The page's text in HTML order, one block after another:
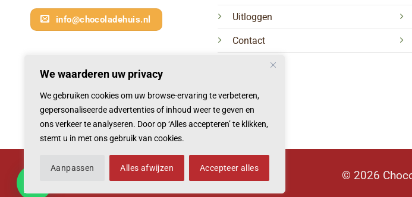
We waarderen uw privacy
We gebruiken cookies om uw browse-ervaring te verbeteren,
gepersonaliseerde advertenties of inhoud weer te geven en
ons verkeer te analyseren. Door op ‘Alles accepteren’ te klikken,
stemt u in met ons gebruik van cookies.
Aanpassen Alles afwijzen Accepteer alles
info@chocoladehuis.nl Uitloggen
Contact
© 2026